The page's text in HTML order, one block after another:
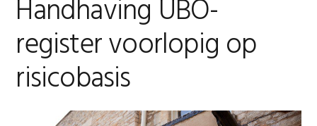
Handhaving UBO-
register voorlopig op
risicobasis